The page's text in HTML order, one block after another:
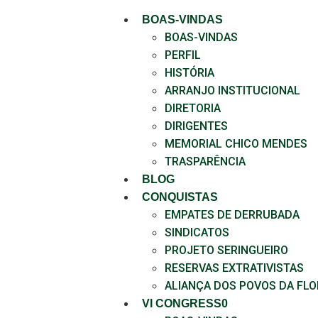
BOAS-VINDAS
BOAS-VINDAS
PERFIL
HISTÓRIA
ARRANJO INSTITUCIONAL
DIRETORIA
DIRIGENTES
MEMORIAL CHICO MENDES
TRASPARÊNCIA
BLOG
CONQUISTAS
EMPATES DE DERRUBADA
SINDICATOS
PROJETO SERINGUEIRO
RESERVAS EXTRATIVISTAS
ALIANÇA DOS POVOS DA
VI CONGRESS0